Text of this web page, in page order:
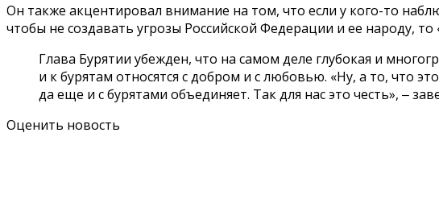
Он также акцентировал внимание на том, что если у кого-то
чтобы не создавать угрозы Российской Федерации и ее народу, то
Глава Бурятии убежден, что на самом деле глубокая и
и к бурятам относятся с добром и с любовью. «Ну, а то, что
да еще и с бурятами объединяет. Так для нас это честь», ‒
Оценить новость